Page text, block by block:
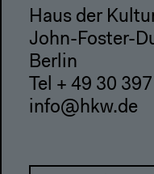
Haus der
John-Foster-
Berlin
Tel + 49 30
info@hkw.de